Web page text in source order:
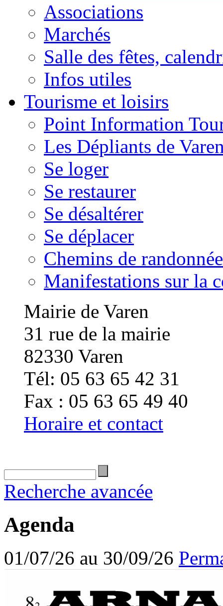
Associations
Marchés
Salle des fêtes,
Infos utiles
Tourisme et loisirs
Point Information
Les Dépliants de
Se loger
Se restaurer
Se désaltérer
Se déplacer
Chemins de randonnée
Manifestations sur la
Mairie de Varen
31 rue de la mairie
82330 Varen
Tél: 05 63 65 42 31
Fax : 05 63 65 49 40
Horaire et contact
Recherche avancée
Agenda
01/07/26 au 30/09/26